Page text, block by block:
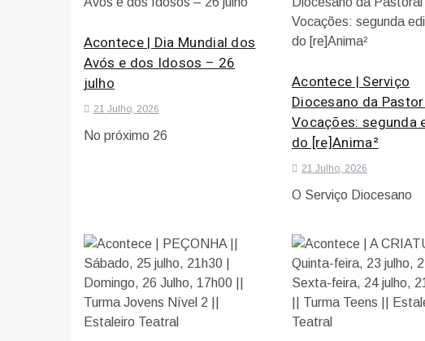
Acontece | Dia Mundial dos
Avós e dos Idosos – 26
julho
21 Julho, 2026
No próximo 26
Acontece | Serviço
Diocesano da
Vocações: segunda
do [re]Anima²
21 Julho, 2026
O Serviço Diocesano